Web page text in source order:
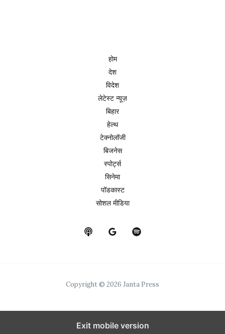
होम
देश
विदेश
लेटेस्ट न्यूज़
बिहार
हेल्थ
टेक्नोलॉजी
बिजनेस
स्पोर्ट्स
सिनेमा
पॉडकास्ट
सोशल मीडिया
Copyright © 2026 Janta Press
Exit mobile version